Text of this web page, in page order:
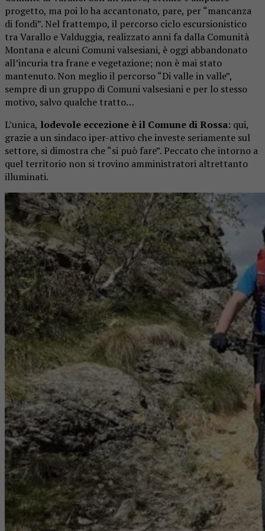
progetto, ma poi lo ha accantonato, pare, per “mancanza
di fondi”. Nel frattempo, il percorso ciclo escursionistico
tra Varallo e Valduggia, realizzato anni fa dalla Comunità
Montana e alcuni Comuni valsesiani, è oggi abbandonato
all’incuria tra frane e vegetazione; non è mai stato
mantenuto. Non meglio il percorso “Di valle in valle”,
sempre di un gruppo di Comuni valsesiani e per lo stesso
motivo, salvo qualche tratto…
L’unica, lodevole eccezione è il Comune di Rossa: qui,
grazie a un sindaco iper-attivo che investe seriamente sul
settore, si dimostra che “si può fare”. Peccato che intorno a
quel territorio non si trovino amministratori altrettanto
illuminati.